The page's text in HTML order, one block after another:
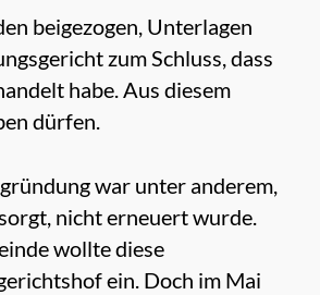
beigezogen, Unterlagen
zum Schluss, dass
habe. Aus diesem
dürfen.
war unter anderem,
nicht erneuert wurde.
wollte diese
ein. Doch im Mai